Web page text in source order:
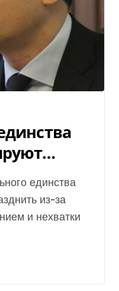
– СМИ
из-за
и нехватки